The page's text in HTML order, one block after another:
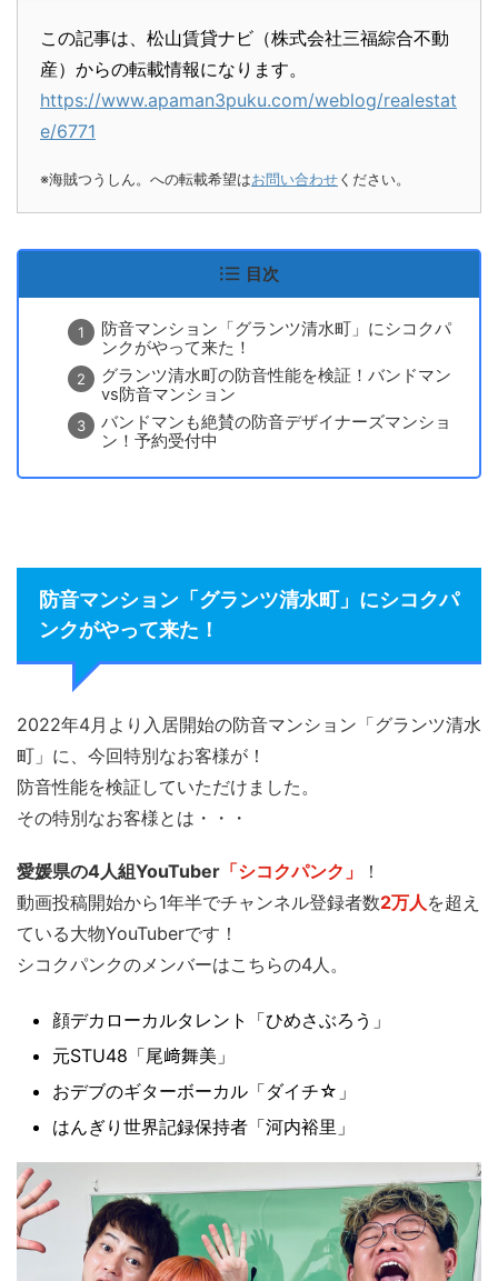
この記事は、松山賃貸ナビ（株式会社三福綜合不動
産）からの転載情報になります。
https://www.apaman3puku.com/weblog/realestat
e/6771
※海賊つうしん。への転載希望はお問い合わせ ください。
目次
防音マンション「グランツ清水町」にシコクパ
ンクがやって来た！
グランツ清水町の防音性能を検証！バンドマン
vs防音マンション
バンドマンも絶賛の防音デザイナーズマンショ
ン！予約受付中
防音マンション「グランツ清水町」にシコクパ
ンクがやって来た！
2022年4月より入居開始の防音マンション「グランツ清水
町」に、今回特別なお客様が！
防音性能を検証していただけました。
その特別なお客様とは・・・
愛媛県の4人組YouTuber 「シコクパンク」
！
動画投稿開始から1年半でチャンネル登録者数2万人を超え
ている大物YouTuberです！
シコクパンクのメンバーはこちらの4人。
顔デカローカルタレント「ひめさぶろう」
元STU48「尾﨑舞美」
おデブのギターボーカル「ダイチ☆」
はんぎり世界記録保持者「河内裕里」